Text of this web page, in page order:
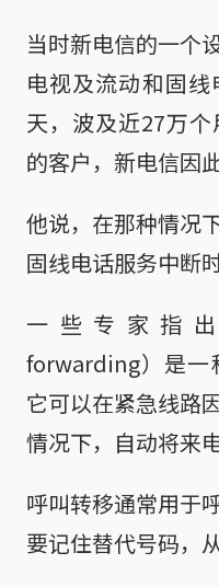
当时新电信的一个
电视及流动和固
天，波及近27万
的客户，新电信因
他说，在那种情况
固线电话服务中断
一些专家指
forwarding）是一
它可以在紧急线路
情况下，自动将来
呼叫转移通常用于
要记住替代号码，